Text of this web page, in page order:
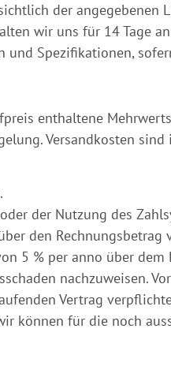
der
wir uns für 14 Tage
und Spezifikationen,
enthaltene
Versandkosten
der Nutzung des
den
5 % per anno über
nachzuweisen.
Vertrag
für die noch